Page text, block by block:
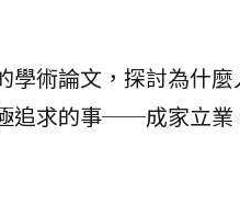
術論文，探討為什
追求的事──成家立業